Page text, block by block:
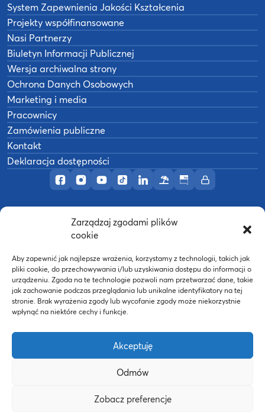
Zarządzaj zgodami plików
cookie
Aby zapewnić jak najlepsze wrażenia, korzystamy z technologii, takich jak
pliki cookie, do przechowywania i/lub uzyskiwania dostępu do informacji o
urządzeniu. Zgoda na te technologie pozwoli nam przetwarzać dane, takie
jak zachowanie podczas przeglądania lub unikalne identyfikatory na tej
stronie. Brak wyrażenia zgody lub wycofanie zgody może niekorzystnie
wpłynąć na niektóre cechy i funkcje.
Akceptuję
Odmów
Zobacz preferencje
Profil AWF Poznań w serwisie Facebook
Profil AWF Poznań w serwisie Instagram
Profil AWF Poznań w serwisie YouTube
Profil AWF Poznań w serwisie
Profil AWF Poznań w
OśrodekBiuletynIntranet
System Zapewnienia Jakości Kształcenia
Projekty współfinansowane
Nasi Partnerzy
Biuletyn Informacji Publicznej
Wersja archiwalna strony
Ochrona Danych Osobowych
Marketing i media
Pracownicy
Zamówienia publiczne
Kontakt
Deklaracja dostępności
Akademia Wychowania Fizycznego w
Wykonanie: nFinity.pl
środków Europejskiego Funduszu Społecznego oraz